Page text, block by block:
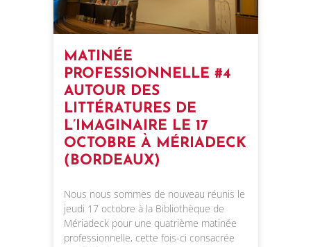
MATINÉE
PROFESSIONNELLE #4
AUTOUR DES
LITTÉRATURES DE
L’IMAGINAIRE LE 17
OCTOBRE À MÉRIADECK
(BORDEAUX)
Nous nous sommes de nouveau réunis le
jeudi 17 octobre à la Bibliothèque de
Mériadeck pour une quatrième matinée
professionnelle, cette fois-ci consacrée